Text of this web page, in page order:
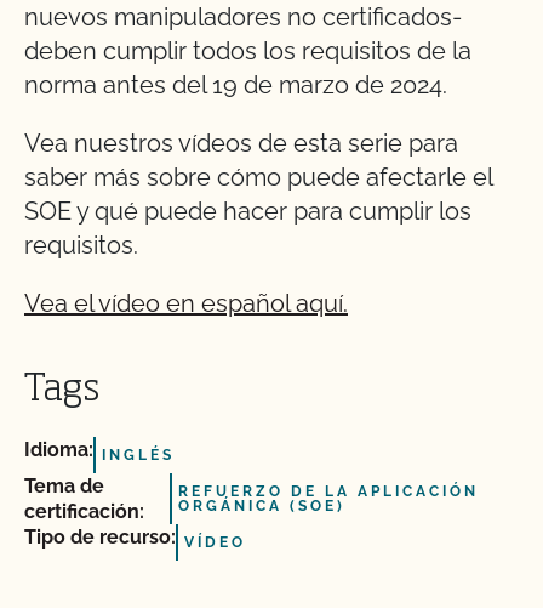
nuevos manipuladores no certificados-
deben cumplir todos los requisitos de la
norma antes del 19 de marzo de 2024.
Vea nuestros vídeos de esta serie para
saber más sobre cómo puede afectarle el
SOE y qué puede hacer para cumplir los
requisitos.
Vea el vídeo en español aquí.
Tags
Idioma: INGLÉS
Tema de
certificación:
REFUERZO DE LA APLICACIÓN
ORGÁNICA (SOE)
Tipo de recurso: VÍDEO